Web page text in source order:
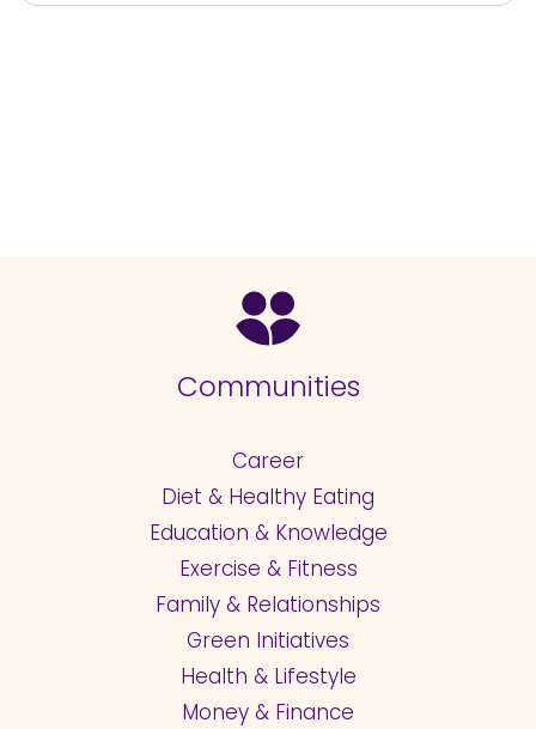
Communities
Career
Diet & Healthy Eating
Education & Knowledge
Exercise & Fitness
Family & Relationships
Green Initiatives
Health & Lifestyle
Money & Finance